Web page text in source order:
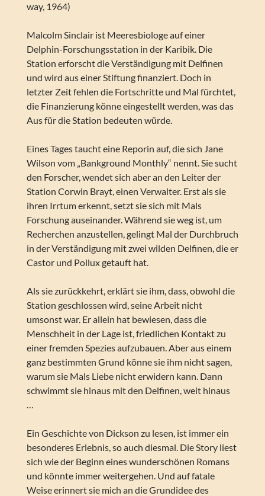
way, 1964)
Malcolm Sinclair ist Meeresbiologe auf einer
Delphin-Forschungsstation in der Karibik. Die
Station erforscht die Verständigung mit Delfinen
und wird aus einer Stiftung finanziert. Doch in
letzter Zeit fehlen die Fortschritte und Mal fürchtet,
die Finanzierung könne eingestellt werden, was das
Aus für die Station bedeuten würde.
Eines Tages taucht eine Reporin auf, die sich Jane
Wilson vom „Bankground Monthly“ nennt. Sie sucht
den Forscher, wendet sich aber an den Leiter der
Station Corwin Brayt, einen Verwalter. Erst als sie
ihren Irrtum erkennt, setzt sie sich mit Mals
Forschung auseinander. Während sie weg ist, um
Recherchen anzustellen, gelingt Mal der Durchbruch
in der Verständigung mit zwei wilden Delfinen, die er
Castor und Pollux getauft hat.
Als sie zurückkehrt, erklärt sie ihm, dass, obwohl die
Station geschlossen wird, seine Arbeit nicht
umsonst war. Er allein hat bewiesen, dass die
Menschheit in der Lage ist, friedlichen Kontakt zu
einer fremden Spezies aufzubauen. Aber aus einem
ganz bestimmten Grund könne sie ihm nicht sagen,
warum sie Mals Liebe nicht erwidern kann. Dann
schwimmt sie hinaus mit den Delfinen, weit hinaus
…
Ein Geschichte von Dickson zu lesen, ist immer ein
besonderes Erlebnis, so auch diesmal. Die Story liest
sich wie der Beginn eines wunderschönen Romans
und könnte immer weitergehen. Und auf fatale
Weise erinnert sie mich an die Grundidee des